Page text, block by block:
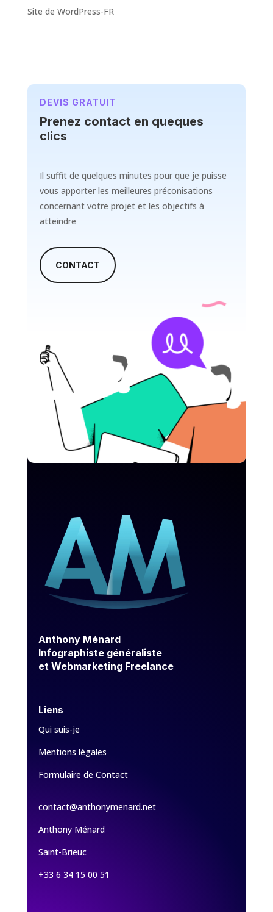
Site de WordPress-FR
DEVIS GRATUIT
Prenez contact en queques
clics
Il suffit de quelques minutes pour que je puisse
vous apporter les meilleures préconisations
concernant votre projet et les objectifs à
atteindre
CONTACT
Anthony Ménard
Infographiste généraliste
et Webmarketing Freelance
Liens
Qui suis-je
Mentions légales
Formulaire de Contact
contact@anthonymenard.net
Anthony Ménard
Saint-Brieuc
+33 6 34 15 00 51